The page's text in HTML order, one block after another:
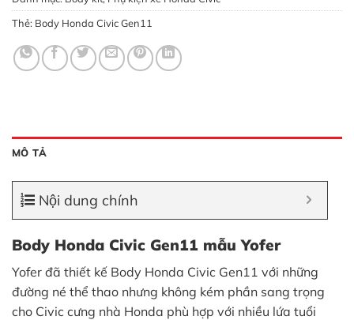
Thẻ: Body Honda Civic Gen11
MÔ TẢ
Nội dung chính
Body Honda Civic Gen11 mẫu Yofer
Yofer đã thiết kế Body Honda Civic Gen11 với những
đường né thể thao nhưng không kém phần sang trọng
cho Civic cưng nhà Honda phù hợp với nhiều lứa tuổi